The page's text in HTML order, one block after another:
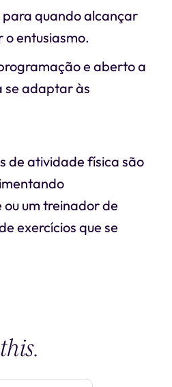
para quando alcançar
entusiasmo.
e aberto a
se adaptar às
de atividade física são
um treinador de
exercícios que se